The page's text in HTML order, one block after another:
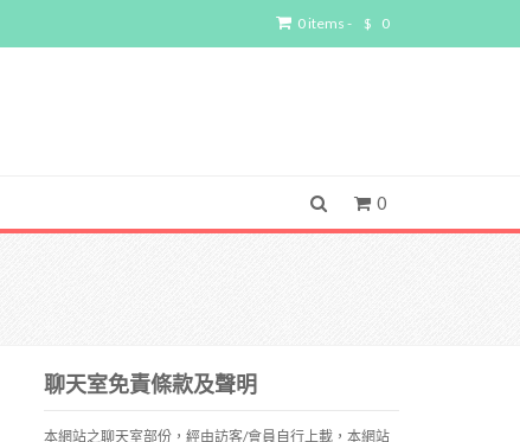
0 items - $ 0
0
聊天室免責條款及聲明
本網站之聊天室部份，經由訪客/會員自行上載，本網站